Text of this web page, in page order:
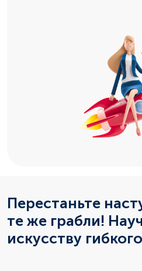
Перестаньте
те же грабли!
искусству